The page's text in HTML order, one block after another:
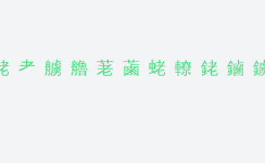
耂 艣 艪 荖 蓾 蛯 轑 銠 鏀